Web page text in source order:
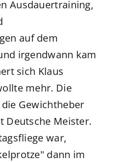
Ausdauertraining,
auf dem
irgendwann kam
sich Klaus
mehr. Die
Gewichtheber
Deutsche Meister.
war,
dann im